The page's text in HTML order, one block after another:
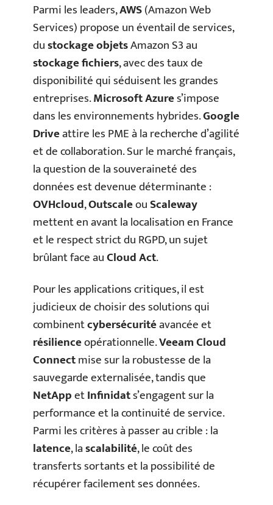
Parmi les leaders,AWS(Amazon Web
Services) propose un éventail de services,
dustockage objetsAmazon S3 au
stockage fichiers, avec des taux de
disponibilité qui séduisent les grandes
entreprises.Microsoft Azures’impose
dans les environnements hybrides.Google
Driveattire les PME à la recherche d’agilité
et de collaboration. Sur le marché français,
la question de la souveraineté des
données est devenue déterminante :
OVHcloud,OutscaleouScaleway
mettent en avant la localisation en France
et le respect strict du RGPD, un sujet
brûlant face auCloud Act.
Pour les applications critiques, il est
judicieux de choisir des solutions qui
combinentcybersécuritéavancée et
résilienceopérationnelle.Veeam Cloud
Connectmise sur la robustesse de la
sauvegarde externalisée, tandis que
NetAppetInfinidats’engagent sur la
performance et la continuité de service.
Parmi les critères à passer au crible : la
latence, lascalabilité, le coût des
transferts sortants et la possibilité de
récupérer facilement ses données.